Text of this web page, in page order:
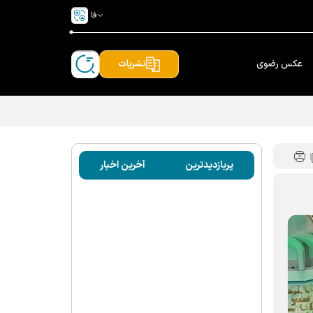
فا
عکس رضوی نشریات
پربازدیدترین آخرین اخبار